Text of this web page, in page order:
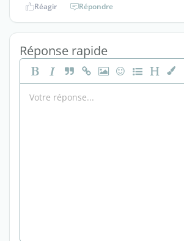
Réagir Répondre
Réponse rapide